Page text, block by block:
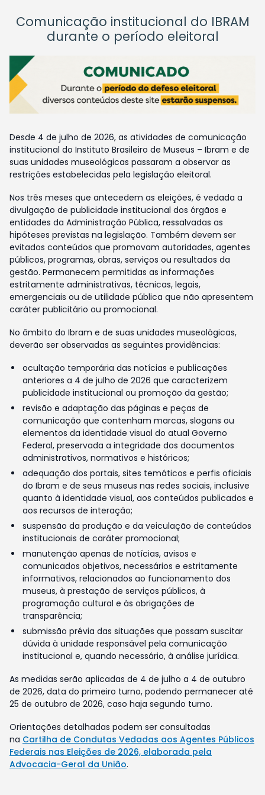
Comunicação institucional do IBRAM
durante o período eleitoral
Desde 4 de julho de 2026, as atividades de comunicação
institucional do Instituto Brasileiro de Museus – Ibram e de
suas unidades museológicas passaram a observar as
restrições estabelecidas pela legislação eleitoral.
Nos três meses que antecedem as eleições, é vedada a
divulgação de publicidade institucional dos órgãos e
entidades da Administração Pública, ressalvadas as
hipóteses previstas na legislação. Também devem ser
evitados conteúdos que promovam autoridades, agentes
públicos, programas, obras, serviços ou resultados da
gestão. Permanecem permitidas as informações
estritamente administrativas, técnicas, legais,
emergenciais ou de utilidade pública que não apresentem
caráter publicitário ou promocional.
No âmbito do Ibram e de suas unidades museológicas,
deverão ser observadas as seguintes providências:
ocultação temporária das notícias e publicações
anteriores a 4 de julho de 2026 que caracterizem
publicidade institucional ou promoção da gestão;
revisão e adaptação das páginas e peças de
comunicação que contenham marcas, slogans ou
elementos da identidade visual do atual Governo
Federal, preservada a integridade dos documentos
administrativos, normativos e históricos;
adequação dos portais, sites temáticos e perfis oficiais
do Ibram e de seus museus nas redes sociais, inclusive
quanto à identidade visual, aos conteúdos publicados e
aos recursos de interação;
suspensão da produção e da veiculação de conteúdos
institucionais de caráter promocional;
manutenção apenas de notícias, avisos e
comunicados objetivos, necessários e estritamente
informativos, relacionados ao funcionamento dos
museus, à prestação de serviços públicos, à
programação cultural e às obrigações de
transparência;
submissão prévia das situações que possam suscitar
dúvida à unidade responsável pela comunicação
institucional e, quando necessário, à análise jurídica.
As medidas serão aplicadas de 4 de julho a 4 de outubro
de 2026, data do primeiro turno, podendo permanecer até
25 de outubro de 2026, caso haja segundo turno.
Orientações detalhadas podem ser consultadas
na Cartilha de Condutas Vedadas aos Agentes Públicos
Federais nas Eleições de 2026, elaborada pela
Advocacia-Geral da União.